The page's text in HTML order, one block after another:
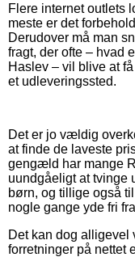
Flere internet outlets
meste er det
Derudover må man
fragt, der ofte – hvad
Haslev – vil blive at
et udleveringssted.
Det er jo vældig
at finde de laveste
gengæld har mange
uundgåeligt at tvinge
børn, og tillige også
nogle gange yde fri
Det kan dog alligevel
forretninger på nettet